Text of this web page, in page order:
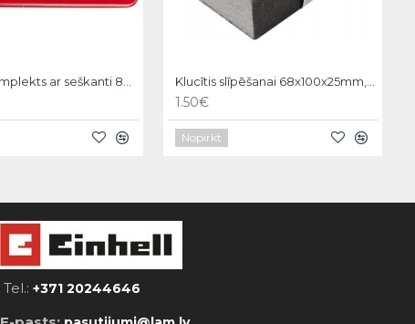
1.50€
Nopirkt
Tel.:+371 20244646